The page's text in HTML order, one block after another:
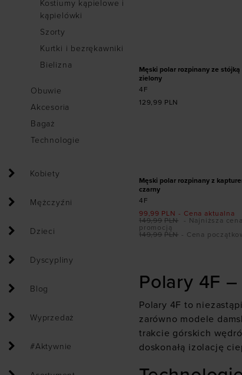
Męski polar rozpinany ze stójką
zielony
4F
129,99 PLN
Męski polar rozpinany z
czarny
4F
- Cena aktualna
99,99 PLN
- Cena
149,99 PLN
149,99 PLN
- Najniższa
promocją
Polary 4F
Polary 4F to
zarówno modele
trakcie górskich
doskonałą izolację
Kostiumy kąpielowe i
kąpielówki
Szorty
Kurtki i bezrękawniki
Bielizna
Obuwie
Akcesoria
Bagaż
Technologie
Kobiety
Mężczyźni
Dzieci
Dyscypliny
Blog
Wyprzedaż
#Aktywnie